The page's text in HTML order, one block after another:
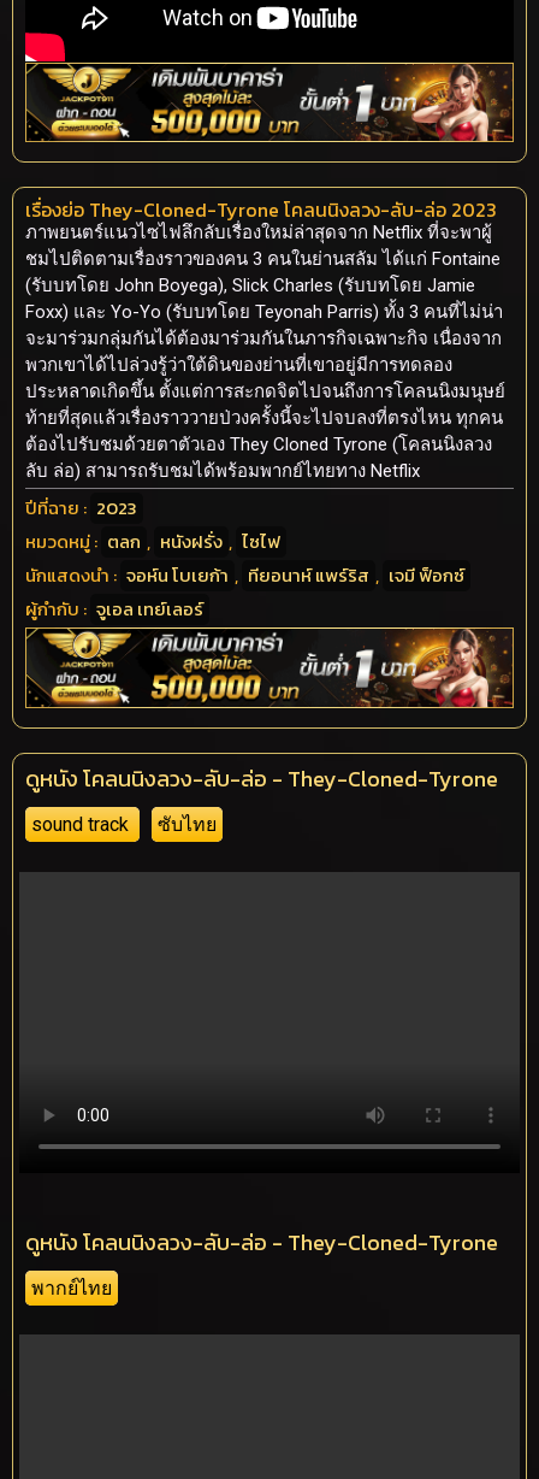
เรื่องย่อ They-Cloned-Tyrone โคลนนิงลวง-ลับ-ล่อ 2023
ภาพยนตร์แนวไซไฟลึกลับเรื่องใหม่ล่าสุดจาก Netflix ที่จะพาผู้
ชมไปติดตามเรื่องราวของคน 3 คนในย่านสลัม ได้แก่ Fontaine
(รับบทโดย John Boyega), Slick Charles (รับบทโดย Jamie
Foxx) และ Yo-Yo (รับบทโดย Teyonah Parris) ทั้ง 3 คนที่ไม่น่า
จะมาร่วมกลุ่มกันได้ต้องมาร่วมกันในภารกิจเฉพาะกิจ เนื่องจาก
พวกเขาได้ไปล่วงรู้ว่าใต้ดินของย่านที่เขาอยู่มีการทดลอง
ประหลาดเกิดขึ้น ตั้งแต่การสะกดจิตไปจนถึงการโคลนนิงมนุษย์
ท้ายที่สุดแล้วเรื่องราววายป่วงครั้งนี้จะไปจบลงที่ตรงไหน ทุกคน
ต้องไปรับชมด้วยตาตัวเอง They Cloned Tyrone (โคลนนิงลวง
ลับ ล่อ) สามารถรับชมได้พร้อมพากย์ไทยทาง Netflix
ปีที่ฉาย : 2023
หมวดหมู่ : ตลก , หนังฝรั่ง , ไซไฟ
นักแสดงนำ : จอห์น โบเยก้า , ทียอนาห์ แพร์ริส , เจมี ฟ็อกซ์
ผู้กำกับ : จูเอล เทย์เลอร์
ดูหนัง โคลนนิงลวง-ลับ-ล่อ - They-Cloned-Tyrone
sound track ซับไทย
ดูหนัง โคลนนิงลวง-ลับ-ล่อ - They-Cloned-Tyrone
พากย์ไทย